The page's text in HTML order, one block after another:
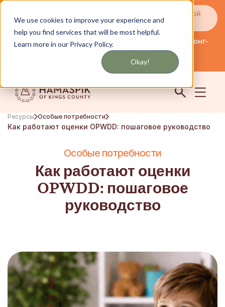
We use cookies to improve your experience and
help you find services that will be most helpful.
Learn more in our Privacy Policy.
Okay!
Получайте обновления по SMS или электронной
почте
английский
Обслуживание Нью-Йорка и Лонг-
Айленда
Сообщество Логин
Ресурсы Особые потребности
Как работают оценки OPWDD: пошаговое руководство
Особые потребности
Как работают оценки
OPWDD: пошаговое
руководство